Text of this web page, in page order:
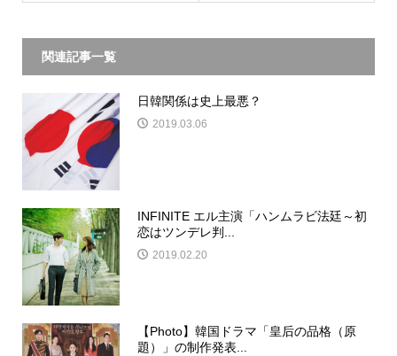
関連記事一覧
日韓関係は史上最悪？
2019.03.06
INFINITE エル主演「ハンムラビ法廷～初
恋はツンデレ判...
2019.02.20
【Photo】韓国ドラマ「皇后の品格（原
題）」の制作発表...